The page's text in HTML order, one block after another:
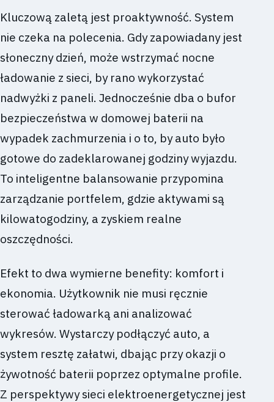
Kluczową zaletą jest proaktywność. System
nie czeka na polecenia. Gdy zapowiadany jest
słoneczny dzień, może wstrzymać nocne
ładowanie z sieci, by rano wykorzystać
nadwyżki z paneli. Jednocześnie dba o bufor
bezpieczeństwa w domowej baterii na
wypadek zachmurzenia i o to, by auto było
gotowe do zadeklarowanej godziny wyjazdu.
To inteligentne balansowanie przypomina
zarządzanie portfelem, gdzie aktywami są
kilowatogodziny, a zyskiem realne
oszczędności.
Efekt to dwa wymierne benefity: komfort i
ekonomia. Użytkownik nie musi ręcznie
sterować ładowarką ani analizować
wykresów. Wystarczy podłączyć auto, a
system resztę załatwi, dbając przy okazji o
żywotność baterii poprzez optymalne profile.
Z perspektywy sieci elektroenergetycznej jest